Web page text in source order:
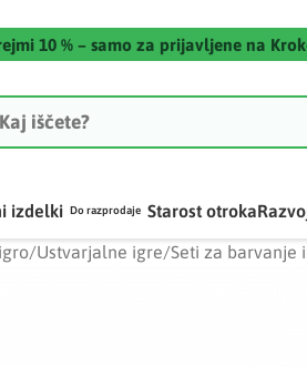
10 % – samo za prijavljene na
izdelki Do razprodaje Starost otroka
/Ustvarjalne igre/Seti za barvanje